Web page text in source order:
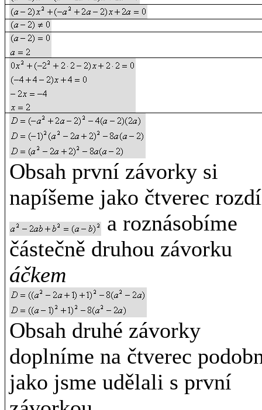
Obsah první závorky si
napíšeme jako čtverec
a roznásobíme
částečně druhou závorku
áčkem
Obsah druhé závorky
doplníme na čtverec
jako jsme udělali s první